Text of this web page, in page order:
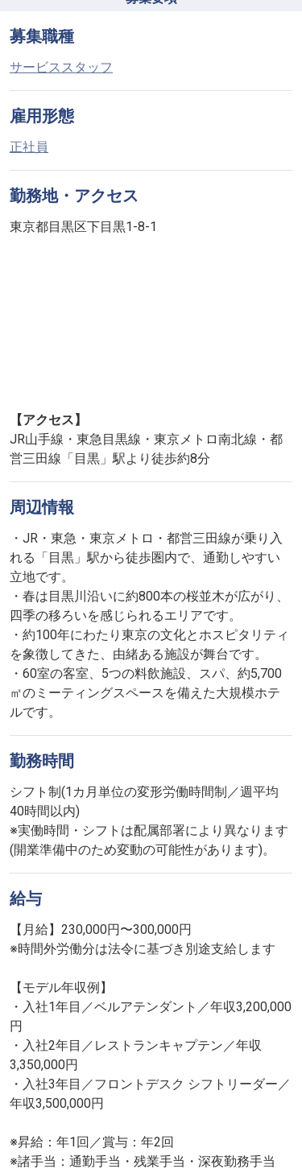
募集職種
サービススタッフ
雇用形態
正社員
勤務地・アクセス
東京都目黒区下目黒1-8-1
【アクセス】
JR山手線・東急目黒線・東京メトロ南北線・都
営三田線「目黒」駅より徒歩約8分
周辺情報
・JR・東急・東京メトロ・都営三田線が乗り入
れる「目黒」駅から徒歩圏内で、通勤しやすい
立地です。
・春は目黒川沿いに約800本の桜並木が広がり、
四季の移ろいを感じられるエリアです。
・約100年にわたり東京の文化とホスピタリティ
を象徴してきた、由緒ある施設が舞台です。
・60室の客室、5つの料飲施設、スパ、約5,700
㎡のミーティングスペースを備えた大規模ホテ
ルです。
勤務時間
シフト制(1カ月単位の変形労働時間制／週平均
40時間以内)
※実働時間・シフトは配属部署により異なります
(開業準備中のため変動の可能性があります)。
給与
【月給】230,000円〜300,000円
※時間外労働分は法令に基づき別途支給します
【モデル年収例】
・入社1年目／ベルアテンダント／年収3,200,000
円
・入社2年目／レストランキャプテン／年収
3,350,000円
・入社3年目／フロントデスク シフトリーダー／
年収3,500,000円
※昇給：年1回／賞与：年2回
※諸手当：通勤手当・残業手当・深夜勤務手当